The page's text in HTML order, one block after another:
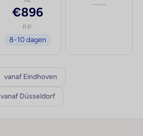
€896
p.p.
8-10 dagen
—
vanaf Eindhoven
vanaf Düsseldorf